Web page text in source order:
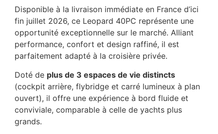
Disponible à la livraison immédiate en France d’ici
fin juillet 2026, ce Leopard 40PC représente une
opportunité exceptionnelle sur le marché. Alliant
performance, confort et design raffiné, il est
parfaitement adapté à la croisière privée.
Doté de plus de 3 espaces de vie distincts
(cockpit arrière, flybridge et carré lumineux à plan
ouvert), il offre une expérience à bord fluide et
conviviale, comparable à celle de yachts plus
grands.